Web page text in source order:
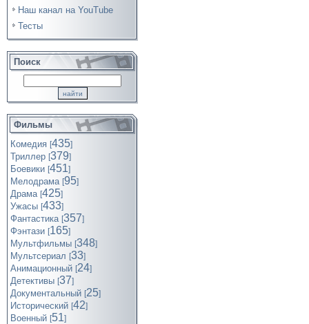
Наш канал на YouTube
Тесты
Поиск
Фильмы
Комедия [435]
Триллер [379]
Боевики [451]
Мелодрама [95]
Драма [425]
Ужасы [433]
Фантастика [357]
Фэнтази [165]
Мультфильмы [348]
Мультсериал [33]
Анимационный [24]
Детективы [37]
Документальный [25]
Исторический [42]
Военный [51]